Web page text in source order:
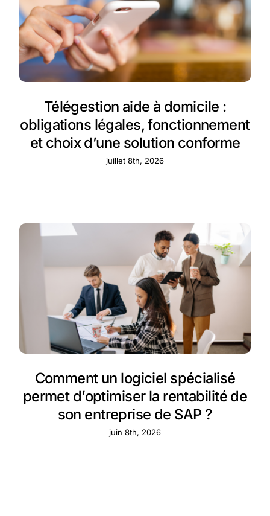
Télégestion aide à domicile :
obligations légales, fonctionnement
et choix d’une solution conforme
juillet 8th, 2026
Comment un logiciel spécialisé
permet d’optimiser la rentabilité de
son entreprise de SAP ?
juin 8th, 2026